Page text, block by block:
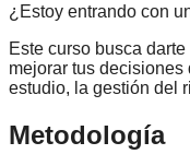
¿Estoy entrando con
Este curso busca
mejorar tus decisiones
estudio, la gestión del
Metodología